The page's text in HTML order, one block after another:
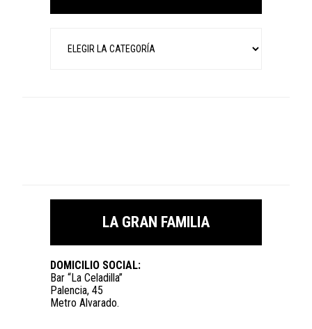
LA GRAN FAMILIA
DOMICILIO SOCIAL:
Bar “La Celadilla”
Palencia, 45
Metro Alvarado.